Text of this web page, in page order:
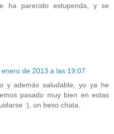
ha parecido estupenda, y se
de 2013 a las 19:07
y además saludable, yo ya he
pasado muy bien en estas
:), un beso chata.